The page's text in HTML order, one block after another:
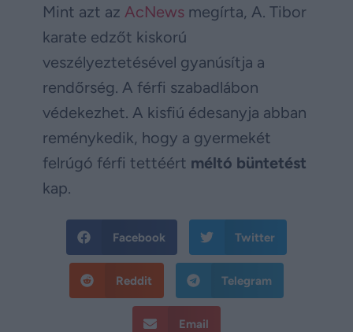
Mint azt az AcNews megírta, A. Tibor
karate edzőt kiskorú
veszélyeztetésével gyanúsítja a
rendőrség. A férfi szabadlábon
védekezhet. A kisfiú édesanyja abban
reménykedik, hogy a gyermekét
felrúgó férfi tettéért méltó büntetést
kap.
Facebook Twitter
Reddit Telegram
Email